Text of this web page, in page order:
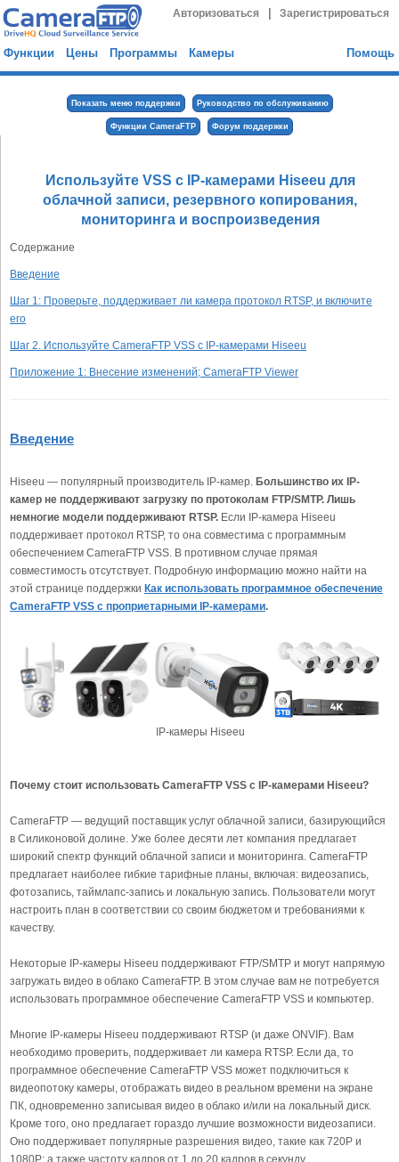
Авторизоваться Зарегистрироваться
Функции Цены Программы Камеры Помощь
Показать меню поддержки Руководство по обслуживанию
Функции CameraFTP Форум поддержки
Используйте VSS с IP-камерами Hiseeu для
облачной записи, резервного копирования,
мониторинга и воспроизведения
Содержание
Введение
Шаг 1: Проверьте, поддерживает ли камера протокол RTSP, и включите
его
Шаг 2. Используйте CameraFTP VSS с IP-камерами Hiseeu
Приложение 1: Внесение изменений; CameraFTP Viewer
Введение
Hiseeu — популярный производитель IP-камер. Большинство их IP-
камер не поддерживают загрузку по протоколам FTP/SMTP. Лишь
немногие модели поддерживают RTSP. Если IP-камера Hiseeu
поддерживает протокол RTSP, то она совместима с программным
обеспечением CameraFTP VSS. В противном случае прямая
совместимость отсутствует. Подробную информацию можно найти на
этой странице поддержки Как использовать программное обеспечение
CameraFTP VSS с проприетарными IP-камерами.
IP-камеры Hiseeu
Почему стоит использовать CameraFTP VSS с IP-камерами Hiseeu?
CameraFTP — ведущий поставщик услуг облачной записи, базирующийся
в Силиконовой долине. Уже более десяти лет компания предлагает
широкий спектр функций облачной записи и мониторинга. CameraFTP
предлагает наиболее гибкие тарифные планы, включая: видеозапись,
фотозапись, таймлапс-запись и локальную запись. Пользователи могут
настроить план в соответствии со своим бюджетом и требованиями к
качеству.
Некоторые IP-камеры Hiseeu поддерживают FTP/SMTP и могут напрямую
загружать видео в облако CameraFTP. В этом случае вам не потребуется
использовать программное обеспечение CameraFTP VSS и компьютер.
Многие IP-камеры Hiseeu поддерживают RTSP (и даже ONVIF). Вам
необходимо проверить, поддерживает ли камера RTSP. Если да, то
программное обеспечение CameraFTP VSS может подключиться к
видеопотоку камеры, отображать видео в реальном времени на экране
ПК, одновременно записывая видео в облако и/или на локальный диск.
Кроме того, оно предлагает гораздо лучшие возможности видеозаписи.
Оно поддерживает популярные разрешения видео, такие как 720P и
1080P; а также частоту кадров от 1 до 20 кадров в секунду.